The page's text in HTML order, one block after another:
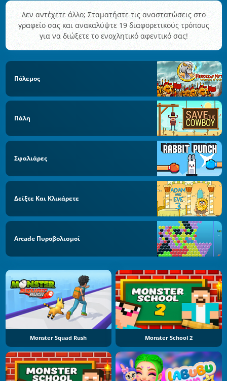
Δεν αντέχετε άλλο; Σταματήστε τις αναστατώσεις στο
γραφείο σας και ανακαλύψτε 19 διαφορετικούς τρόπους
για να διώξετε το ενοχλητικό αφεντικό σας!
Πόλεμος
Πάλη
Σφαλιάρες
Δείξτε Και Κλικάρετε
Arcade Πυροβολισμοί
Monster Squad Rush Monster School 2